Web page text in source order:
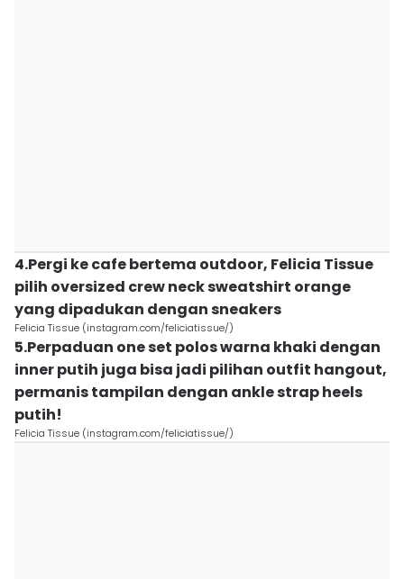
4.Pergi ke cafe bertema outdoor, Felicia Tissue
pilih oversized crew neck sweatshirt orange
yang dipadukan dengan sneakers
Felicia Tissue (instagram.com/feliciatissue/)
5.Perpaduan one set polos warna khaki dengan
inner putih juga bisa jadi pilihan outfit hangout,
permanis tampilan dengan ankle strap heels
putih!
Felicia Tissue (instagram.com/feliciatissue/)